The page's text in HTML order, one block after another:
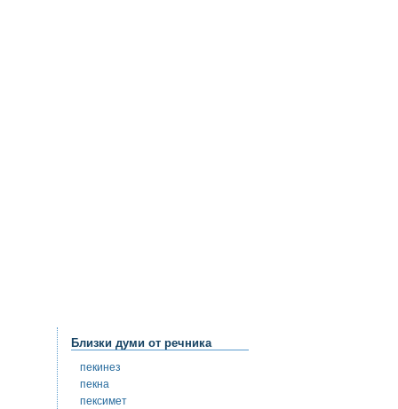
Близки думи от речника
пекинез
пекна
пексимет